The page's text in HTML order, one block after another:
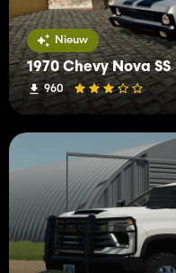
Nieuw
1970 Chevy Nova SS
960